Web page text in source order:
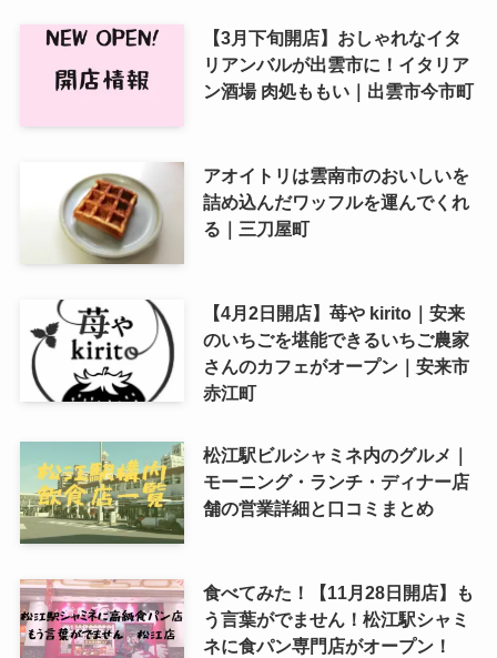
【3月下旬開店】おしゃれなイタ
リアンバルが出雲市に！イタリア
ン酒場 肉処ももい｜出雲市今市町
アオイトリは雲南市のおいしいを
詰め込んだワッフルを運んでくれ
る｜三刀屋町
【4月2日開店】苺や kirito｜安来
のいちごを堪能できるいちご農家
さんのカフェがオープン｜安来市
赤江町
松江駅ビルシャミネ内のグルメ｜
モーニング・ランチ・ディナー店
舗の営業詳細と口コミまとめ
食べてみた！【11月28日開店】も
う言葉がでません！松江駅シャミ
ネに食パン専門店がオープン！